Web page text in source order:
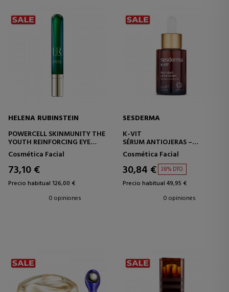
HELENA RUBINSTEIN
POWERCELL SKINMUNITY THE
YOUTH REINFORCING EYE
CARE
TRATAMIENTO CONTORNO
DE OJOS
Cosmética Facial
73,10 €
Precio habitual 126,00 €
0 opiniones
SESDERMA
K-VIT
SÉRUM ANTIOJERAS –
REVITALIZANTE
Cosmética Facial
30,84 € 38% DTO.
Precio habitual 49,95 €
0 opiniones